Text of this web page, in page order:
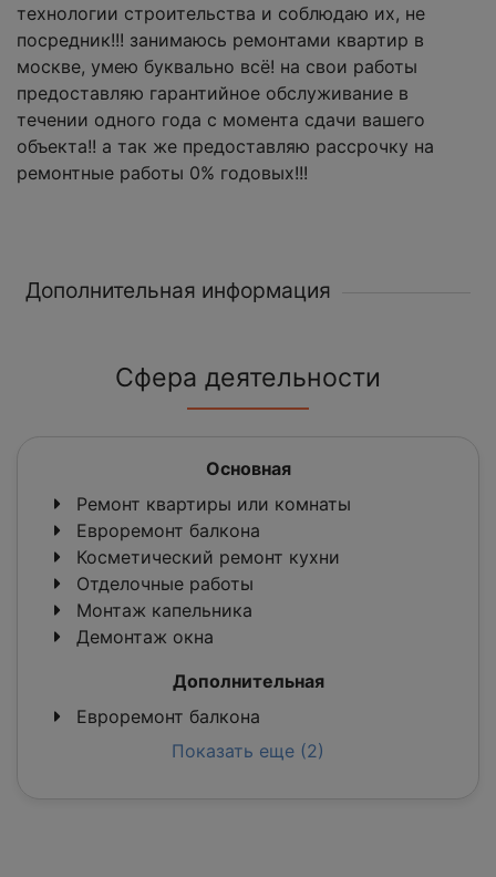
технологии строительства и соблюдаю их, не
посредник!!! занимаюсь ремонтами квартир в
москве, умею буквально всё! на свои работы
предоставляю гарантийное обслуживание в
течении одного года с момента сдачи вашего
объекта!! а так же предоставляю рассрочку на
ремонтные работы 0% годовых!!!
Дополнительная информация
Сфера деятельности
Основная
Ремонт квартиры или комнаты
Евроремонт балкона
Косметический ремонт кухни
Отделочные работы
Монтаж капельника
Демонтаж окна
Дополнительная
Евроремонт балкона
Показать еще (2)